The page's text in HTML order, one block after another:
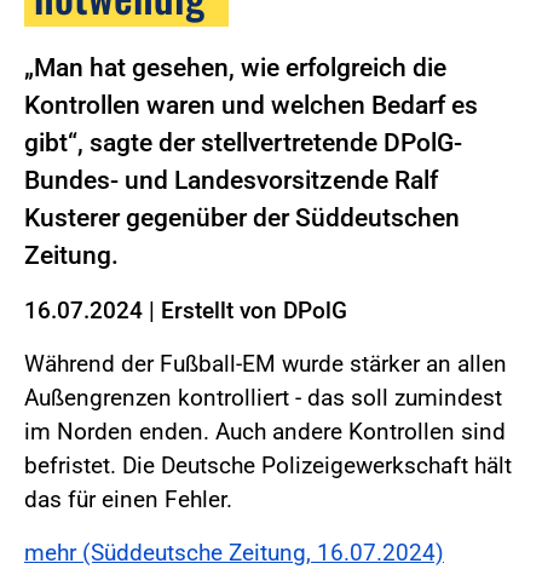
„Man hat gesehen, wie erfolgreich die
Kontrollen waren und welchen Bedarf es
gibt“, sagte der stellvertretende DPolG-
Bundes- und Landesvorsitzende Ralf
Kusterer gegenüber der Süddeutschen
Zeitung.
16.07.2024 | Erstellt von DPolG
Während der Fußball-EM wurde stärker an allen
Außengrenzen kontrolliert - das soll zumindest
im Norden enden. Auch andere Kontrollen sind
befristet. Die Deutsche Polizeigewerkschaft hält
das für einen Fehler.
mehr (Süddeutsche Zeitung, 16.07.2024)